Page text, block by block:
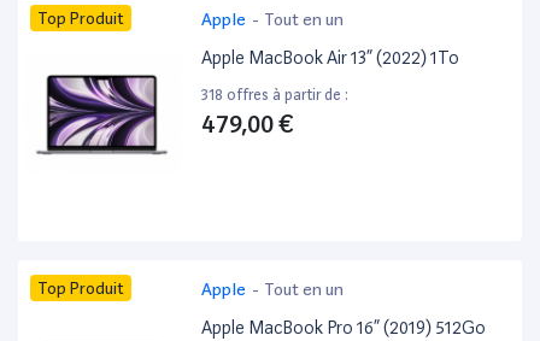
Top Produit Apple - Tout en un
Apple MacBook Air 13” (2022) 1To
318 offres à partir de :
479,00 €
Top Produit Apple - Tout en un
Apple MacBook Pro 16” (2019) 512Go